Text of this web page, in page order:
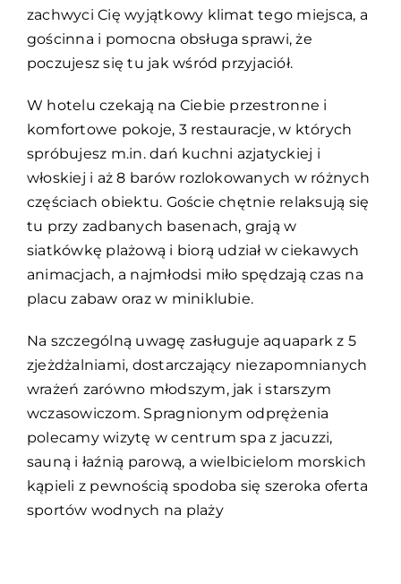
zachwyci Cię wyjątkowy klimat tego miejsca, a
gościnna i pomocna obsługa sprawi, że
poczujesz się tu jak wśród przyjaciół.
W hotelu czekają na Ciebie przestronne i
komfortowe pokoje, 3 restauracje, w których
spróbujesz m.in. dań kuchni azjatyckiej i
włoskiej i aż 8 barów rozlokowanych w różnych
częściach obiektu. Goście chętnie relaksują się
tu przy zadbanych basenach, grają w
siatkówkę plażową i biorą udział w ciekawych
animacjach, a najmłodsi miło spędzają czas na
placu zabaw oraz w miniklubie.
Na szczególną uwagę zasługuje aquapark z 5
zjeżdżalniami, dostarczający niezapomnianych
wrażeń zarówno młodszym, jak i starszym
wczasowiczom. Spragnionym odprężenia
polecamy wizytę w centrum spa z jacuzzi,
sauną i łaźnią parową, a wielbicielom morskich
kąpieli z pewnością spodoba się szeroka oferta
sportów wodnych na plaży